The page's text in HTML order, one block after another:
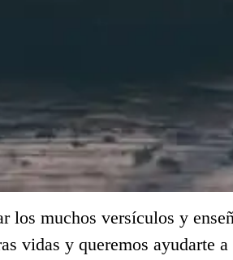
muchos versículos y
vidas y queremos ayudarte